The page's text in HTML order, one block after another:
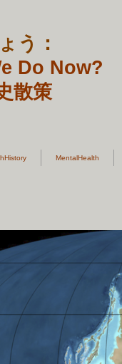
う：
Do Now?
散策
MentalHealth